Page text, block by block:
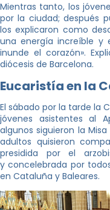
Mientras tanto, los
por la ciudad; después
los explicaron como
una energía increíble y
inunde el corazón».
diócesis de Barcelona.
Eucaristía en la
El sábado por la tarde la
jóvenes asistentes al
algunos siguieron la
adultos quisieron
presidida por el
y concelebrada por
en Cataluña y Baleares.